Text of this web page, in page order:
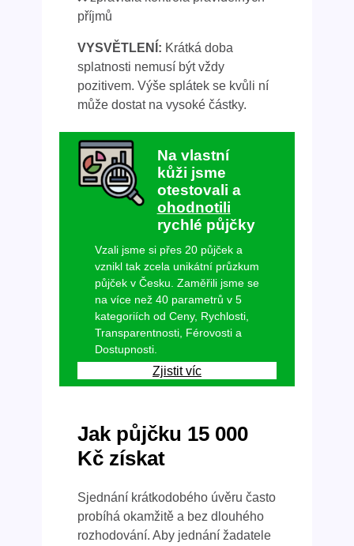
příjmů
VYSVĚTLENÍ: Krátká doba
splatnosti nemusí být vždy
pozitivem. Výše splátek se kvůli ní
může dostat na vysoké částky.
Na vlastní
kůži jsme
otestovali a
ohodnotili
rychlé půjčky
Vzali jsme si přes 20 půjček a
vznikl tak zcela unikátní průzkum
půjček v Česku. Zaměřili jsme se
na více než 40 parametrů v 5
kategoriích od Ceny, Rychlosti,
Transparentnosti, Férovosti a
Dostupnosti.
Zjistit víc
Jak půjčku 15 000
Kč získat
Sjednání krátkodobého úvěru často
probíhá okamžitě a bez dlouhého
rozhodování. Aby jednání žadatele